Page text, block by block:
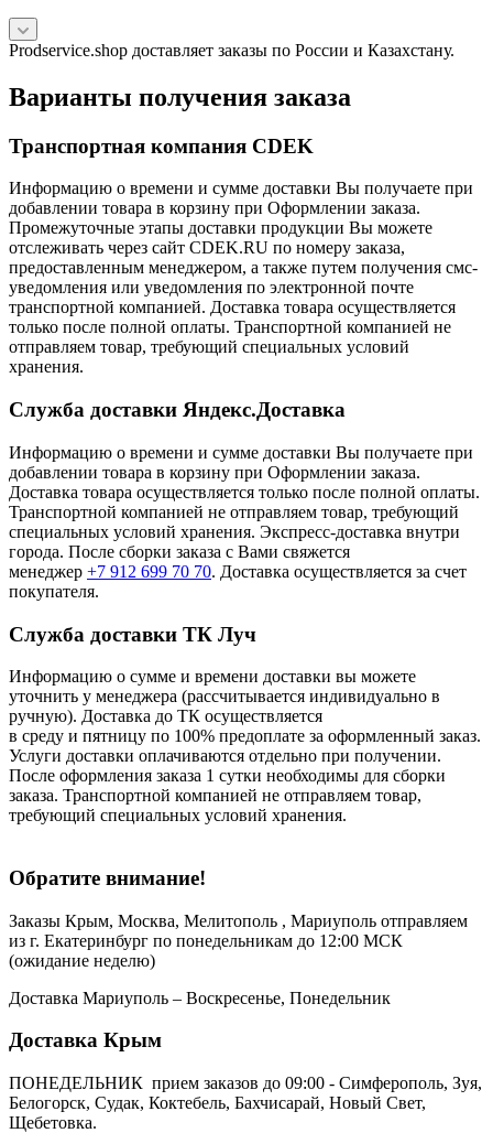
Prodservice.shop доставляет заказы по России и Казахстану.
Варианты получения заказа
Транспортная компания CDEK
Информацию о времени и сумме доставки Вы получаете при
добавлении товара в корзину при Оформлении заказа.
Промежуточные этапы доставки продукции Вы можете
отслеживать через сайт CDEK.RU по номеру заказа,
предоставленным менеджером, а также путем получения смс-
уведомления или уведомления по электронной почте
транспортной компанией. Доставка товара осуществляется
только после полной оплаты. Транспортной компанией не
отправляем товар, требующий специальных условий
хранения.
Служба доставки Яндекс.Доставка
Информацию о времени и сумме доставки Вы получаете при
добавлении товара в корзину при Оформлении заказа.
Доставка товара осуществляется только после полной оплаты.
Транспортной компанией не отправляем товар, требующий
специальных условий хранения. Экспресс-доставка внутри
города. После сборки заказа с Вами свяжется
менеджер +7 912 699 70 70. Доставка осуществляется за счет
покупателя.
Служба доставки ТК Луч
Информацию о сумме и времени доставки вы можете
уточнить у менеджера (рассчитывается индивидуально в
ручную). Доставка до ТК осуществляется
в среду и пятницу по 100% предоплате за оформленный заказ.
Услуги доставки оплачиваются отдельно при получении.
После оформления заказа 1 сутки необходимы для сборки
заказа. Транспортной компанией не отправляем товар,
требующий специальных условий хранения.
Обратите внимание!
Заказы Крым, Москва, Мелитополь , Мариуполь отправляем
из г. Екатеринбург по понедельникам до 12:00 МСК
(ожидание неделю)
Доставка Мариуполь – Воскресенье, Понедельник
Доставка Крым
ПОНЕДЕЛЬНИК прием заказов до 09:00 - Симферополь, Зуя,
Белогорск, Судак, Коктебель, Бахчисарай, Новый Свет,
Щебетовка.